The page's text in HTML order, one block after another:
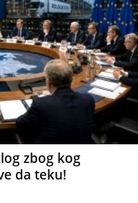
zbog kog
da teku!